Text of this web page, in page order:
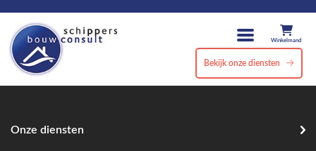
Winkelmand
Bekijk onze diensten
Onze diensten